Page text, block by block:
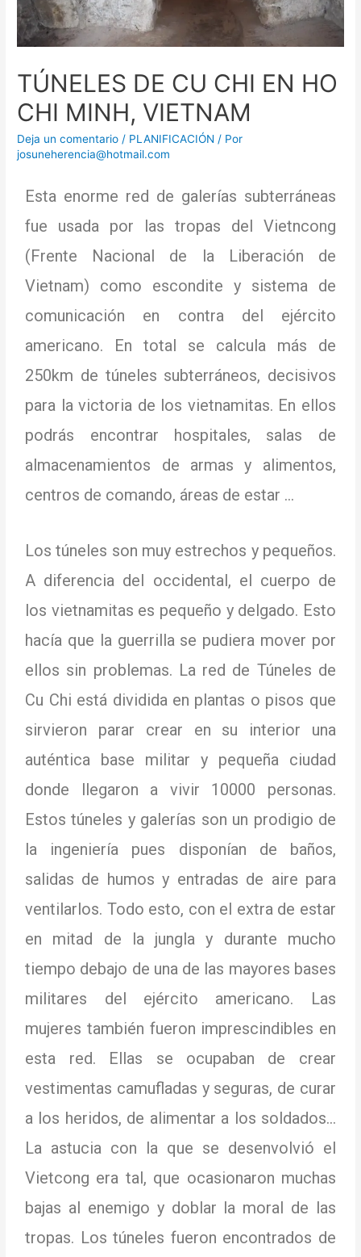
TÚNELES DE CU CHI EN HO
CHI MINH, VIETNAM
Deja un comentario / PLANIFICACIÓN / Por
josuneherencia@hotmail.com
Esta enorme red de galerías subterráneas
fue usada por las tropas del Vietncong
(Frente Nacional de la Liberación de
Vietnam) como escondite y sistema de
comunicación en contra del ejército
americano. En total se calcula más de
250km de túneles subterráneos, decisivos
para la victoria de los vietnamitas. En ellos
podrás encontrar hospitales, salas de
almacenamientos de armas y alimentos,
centros de comando, áreas de estar …
Los túneles son muy estrechos y pequeños.
A diferencia del occidental, el cuerpo de
los vietnamitas es pequeño y delgado. Esto
hacía que la guerrilla se pudiera mover por
ellos sin problemas. La red de Túneles de
Cu Chi está dividida en plantas o pisos que
sirvieron parar crear en su interior una
auténtica base militar y pequeña ciudad
donde llegaron a vivir 10000 personas.
Estos túneles y galerías son un prodigio de
la ingeniería pues disponían de baños,
salidas de humos y entradas de aire para
ventilarlos. Todo esto, con el extra de estar
en mitad de la jungla y durante mucho
tiempo debajo de una de las mayores bases
militares del ejército americano. Las
mujeres también fueron imprescindibles en
esta red. Ellas se ocupaban de crear
vestimentas camufladas y seguras, de curar
a los heridos, de alimentar a los soldados…
La astucia con la que se desenvolvió el
Vietcong era tal, que ocasionaron muchas
bajas al enemigo y doblar la moral de las
tropas. Los túneles fueron encontrados de